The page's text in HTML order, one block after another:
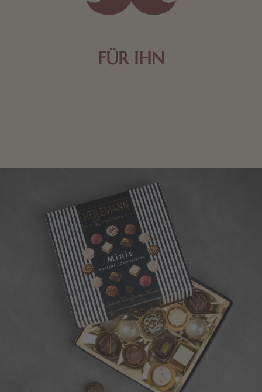
FÜR IHN